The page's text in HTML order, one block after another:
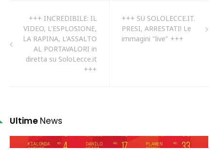
+++ INCREDIBILE: IL
VIDEO, L'ESPLOSIONE,
LA RAPINA, L'ASSALTO
AL PORTAVALORI in
diretta su SoloLecce.it
+++
+++ SU SOLOLECCE.IT.
PRESI, ARRESTATI! Le
immagini "live" +++
Ultime News